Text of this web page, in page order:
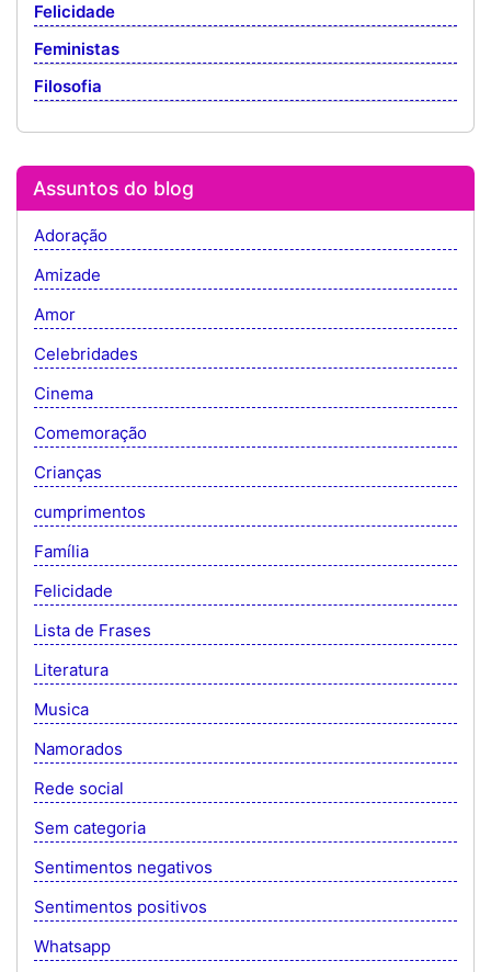
Felicidade
Feministas
Filosofia
Assuntos do blog
Adoração
Amizade
Amor
Celebridades
Cinema
Comemoração
Crianças
cumprimentos
Família
Felicidade
Lista de Frases
Literatura
Musica
Namorados
Rede social
Sem categoria
Sentimentos negativos
Sentimentos positivos
Whatsapp